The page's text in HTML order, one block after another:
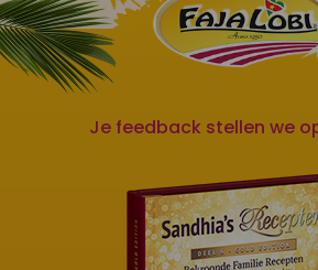
Je feedback stellen we